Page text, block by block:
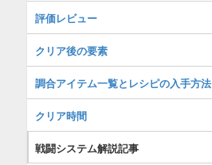
評価レビュー
クリア後の要素
調合アイテム一覧とレシピの入手方法
クリア時間
戦闘システム解説記事